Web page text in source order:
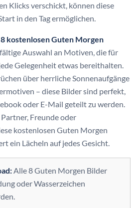
Klicks verschickt, können diese
in den Tag ermöglichen.
8 kostenlosen Guten Morgen
Auswahl an Motiven, die für
Gelegenheit etwas bereithalten.
über herrliche Sonnenaufgänge
– diese Bilder sind perfekt,
oder E-Mail geteilt zu werden.
Freunde oder
kostenlosen Guten Morgen
ein Lächeln auf jedes Gesicht.
Alle 8 Guten Morgen Bilder
oder Wasserzeichen